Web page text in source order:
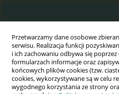
Przetwarzamy dane osobowe
serwisu. Realizacja funkcji
i ich zachowaniu odbywa się
formularzach informacje oraz
końcowych plików cookies (tzw.
cookies, wykorzystywane są w celu
wygodnego korzystania ze strony
Wydawnictwo
AWSGE
Akademia Nauk